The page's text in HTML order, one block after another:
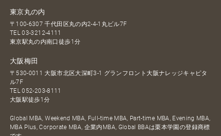
東京丸の内
〒100-6307 千代田区丸の内2-4-1丸ビル7F
TEL03-3212-4111
東京駅丸の内南口徒歩1分
大阪梅田
〒530-0011 大阪市北区大深町3-1 グランフロント大阪ナレッジキャピタ
ル7F
TEL052-203-8111
大阪駅徒歩1分
Global MBA, Weekend MBA, Full-time MBA, Part-time MBA, Evening MBA,
MBA Plus, Corporate MBA, 企業内MBA, Global BBAは栗本学園の登録商標